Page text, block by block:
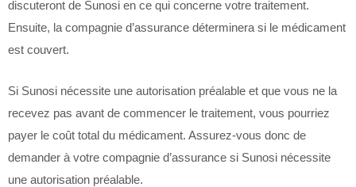
discuteront de Sunosi en ce qui concerne votre traitement.
Ensuite, la compagnie d’assurance déterminera si le médicament
est couvert.
Si Sunosi nécessite une autorisation préalable et que vous ne la
recevez pas avant de commencer le traitement, vous pourriez
payer le coût total du médicament. Assurez-vous donc de
demander à votre compagnie d’assurance si Sunosi nécessite
une autorisation préalable.